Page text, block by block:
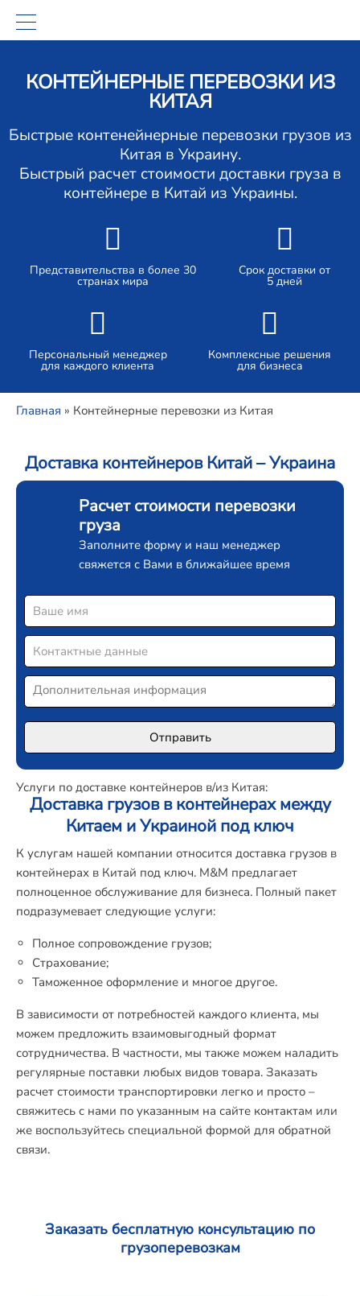
КОНТЕЙНЕРНЫЕ ПЕРЕВОЗКИ ИЗ
КИТАЯ
Быстрые контенейнерные перевозки грузов из
Китая в Украину.
Быстрый расчет стоимости доставки груза в
контейнере в Китай из Украины.
Представительства в более 30
странах мира
Срок доставки от
5 дней
Персональный менеджер
для каждого клиента
Комплексные решения
для бизнеса
Главная » Контейнерные перевозки из Китая
Доставка контейнеров Китай – Украина
Расчет стоимости перевозки
груза
Заполните форму и наш менеджер
свяжется с Вами в ближайшее время
Услуги по доставке контейнеров в/из Китая:
Доставка грузов в контейнерах между
Китаем и Украиной под ключ
К услугам нашей компании относится доставка грузов в
контейнерах в Китай под ключ. М&М предлагает
полноценное обслуживание для бизнеса. Полный пакет
подразумевает следующие услуги:
Полное сопровождение грузов;
Страхование;
Таможенное оформление и многое другое.
В зависимости от потребностей каждого клиента, мы
можем предложить взаимовыгодный формат
сотрудничества. В частности, мы также можем наладить
регулярные поставки любых видов товара. Заказать
расчет стоимости транспортировки легко и просто –
свяжитесь с нами по указанным на сайте контактам или
же воспользуйтесь специальной формой для обратной
связи.
Заказать бесплатную консультацию по
грузоперевозкам